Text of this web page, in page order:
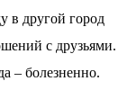
в другой город
с друзьями.
– болезненно.